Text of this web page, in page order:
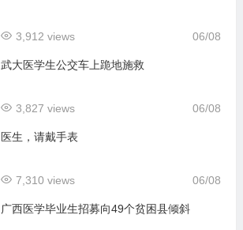
06/08
3,912 views
武大医学生公交车上跪地施救
06/08
3,827 views
医生，请戴手表
06/08
7,310 views
广西医学毕业生招募向49个贫困县倾斜